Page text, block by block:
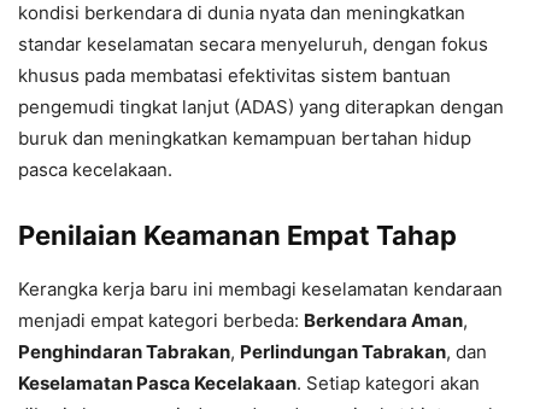
kondisi berkendara di dunia nyata dan meningkatkan
standar keselamatan secara menyeluruh, dengan fokus
khusus pada membatasi efektivitas sistem bantuan
pengemudi tingkat lanjut (ADAS) yang diterapkan dengan
buruk dan meningkatkan kemampuan bertahan hidup
pasca kecelakaan.
Penilaian Keamanan Empat Tahap
Kerangka kerja baru ini membagi keselamatan kendaraan
menjadi empat kategori berbeda: Berkendara Aman,
Penghindaran Tabrakan, Perlindungan Tabrakan, dan
Keselamatan Pasca Kecelakaan. Setiap kategori akan